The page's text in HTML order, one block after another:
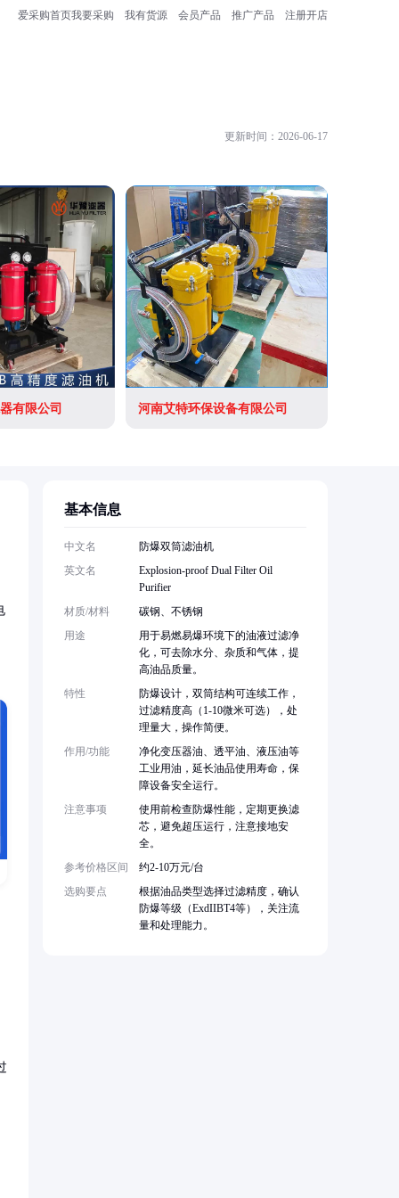
爱采购首页我要采购 我有货源 会员产品 推广产品 注册开店
更新时间：2026-06-17
有限公司 河南艾特环保设备有限公司
基本信息
中文名
防爆双筒滤油机
英文名
Explosion-proof Dual Filter Oil
Purifier
材质/材料
碳钢、不锈钢
用途
用于易燃易爆环境下的油液过滤净
化，可去除水分、杂质和气体，提
高油品质量。
特性
防爆设计，双筒结构可连续工作，
过滤精度高（1-10微米可选），处
理量大，操作简便。
作用/功能
净化变压器油、透平油、液压油等
工业用油，延长油品使用寿命，保
障设备安全运行。
注意事项
使用前检查防爆性能，定期更换滤
芯，避免超压运行，注意接地安
全。
参考价格区间
约2-10万元/台
选购要点
根据油品类型选择过滤精度，确认
防爆等级（ExdIIBT4等），关注流
量和处理能力。